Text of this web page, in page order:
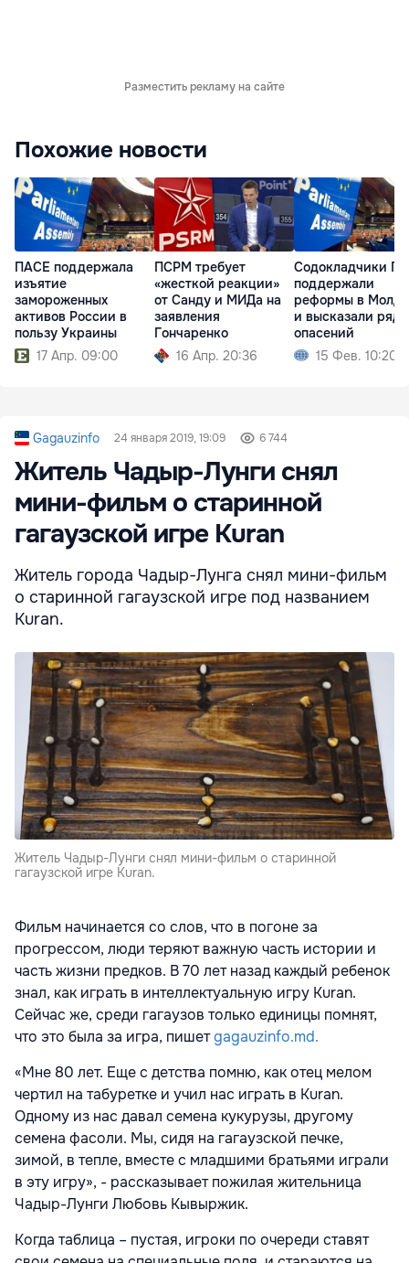
Разместить рекламу на сайте
Похожие новости
ПАСЕ поддержала
изъятие
замороженных
активов России в
пользу Украины
17 Апр. 09:00
ПСРМ требует
«жесткой реакции»
от Санду и МИДа на
заявления
Гончаренко
16 Апр. 20:36
Содокладчики
поддержали
реформы в
и высказали ряд
опасений
15 Фев. 10:20
Gagauzinfo 24 января 2019, 19:09 6 744
Житель Чадыр-Лунги снял
мини-фильм о старинной
гагаузской игре Kuran
Житель города Чадыр-Лунга снял мини-фильм
о старинной гагаузской игре под названием
Kuran.
Житель Чадыр-Лунги снял мини-фильм о старинной
гагаузской игре Kuran.
Фильм начинается со слов, что в погоне за
прогрессом, люди теряют важную часть истории и
часть жизни предков. B 70 лет назад каждый ребенок
знал, как играть в интеллектуальную игру Kuran.
Сейчас же, среди гагаузов только единицы помнят,
что это была за игра, пишетgagauzinfo.md.
«Мне 80 лет. Еще с детства помню, как отец мелом
чертил на табуретке и учил нас играть в Kuran.
Одному из нас давал семена кукурузы, другому
семена фасоли. Мы, сидя на гагаузской печке,
зимой, в тепле, вместе с младшими братьями играли
в эту игру», - рассказывает пожилая жительница
Чадыр-Лунги Любовь Кывыржик.
Когда таблица – пустая, игроки по очереди ставят